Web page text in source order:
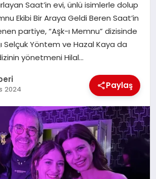
Saat’in evi, ünlü isimlerle dolup
Ekibi Bir Araya Geldi Beren Saat’in
partiye, “Aşk-ı Memnu” dizisinde
Selçuk Yöntem ve Hazal Kaya da
yönetmeni Hilal…
2024 Paylaş